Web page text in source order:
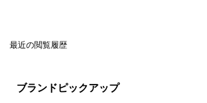
最近の閲覧履歴
ブランドピックアップ